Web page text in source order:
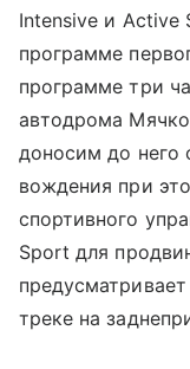
Intensive и Active
программе
программе три
автодрома
доносим до него
вождения при
спортивного
Sport для
треке на